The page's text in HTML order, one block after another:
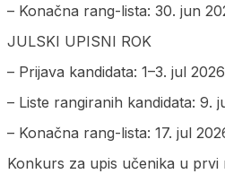
– Konačna rang-lista: 30. jun
ЈULSKI UPISNI ROK
– Prijava kandidata: 1–3. jul
– Liste rangiranih kandidata: 9.
– Konačna rang-lista: 17. jul
Konkurs za upis učenika u prvi